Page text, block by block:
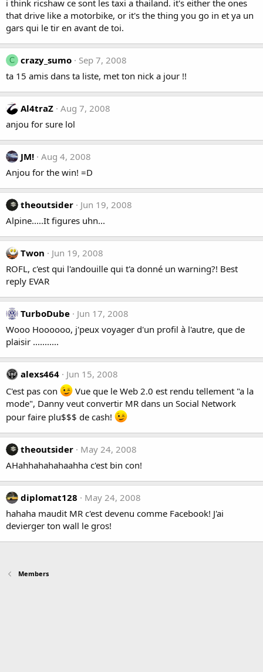
i think ricshaw ce sont les taxi a thailand. it's either the ones
that drive like a motorbike, or it's the thing you go in et ya un
gars qui le tir en avant de toi.
C crazy_sumo
Sep 7, 2008
ta 15 amis dans ta liste, met ton nick a jour !!
Al4traZ Aug 7, 2008
anjou for sure lol
JM! Aug 4, 2008
Anjou for the win! =D
theoutsider
Jun 19, 2008
Alpine.....It figures uhn...
Twon
Jun 19, 2008
ROFL, c'est qui l'andouille qui t'a donné un warning?! Best
reply EVAR
TurboDube
Jun 17, 2008
Wooo Hoooooo, j'peux voyager d'un profil à l'autre, que de
plaisir ...........
alexs464
Jun 15, 2008
C'est pas con
Vue que le Web 2.0 est rendu tellement "a la
mode", Danny veut convertir MR dans un Social Network
pour faire plu$$$ de cash!
theoutsider
May 24, 2008
AHahhahahahaahha c'est bin con!
diplomat128
May 24, 2008
hahaha maudit MR c'est devenu comme Facebook! J'ai
devierger ton wall le gros!
Members